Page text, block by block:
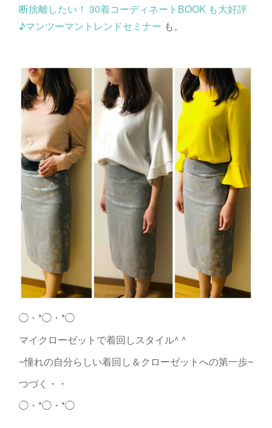
断捨離したい！ 30着コーディネートBOOK も大好評
♪マンツーマントレンドセミナー も。
◯・*◯・*◯
マイクローゼットで着回しスタイル^ ^
~憧れの自分らしい着回し＆クローゼットへの第一歩~
つづく・・
◯・*◯・*◯